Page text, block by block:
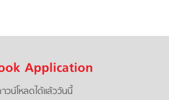
Application
วน์โหลดได้แล้ววันนี้